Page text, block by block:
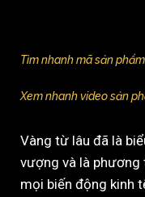
Tìm nhanh mã sản
Xem nhanh video sản
Vàng từ lâu đã là
vượng và là phương
mọi biến động kinh